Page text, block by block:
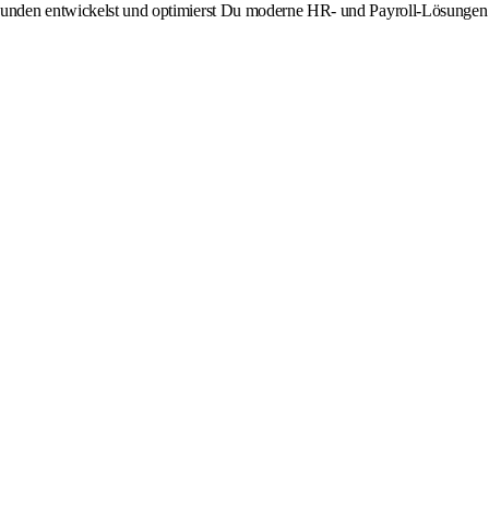
entwickelst und optimierst Du moderne HR- und Payroll-Lösungen